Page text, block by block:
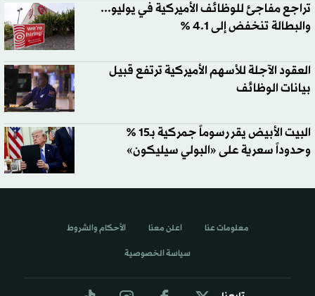
تراجع مفاجئ للوظائف الأميركية في يوليو...
والبطالة تنخفض إلى 4.1 %
العقود الآجلة للأسهم الأميركية ترتفع قبيل
بيانات الوظائف
البيت الأبيض يقر رسوماً جمركية بـ15 %
وحدوداً سعرية على «البولي سيليكون»
معلومات عنا اعلن معنا الأحكام والشروط
سياسة الخصوصية